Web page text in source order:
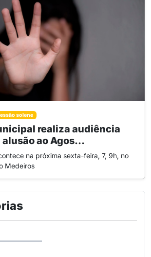
solene
realiza audiência
ao Agos...
na próxima sexta-feira, 7, 9h, no
Medeiros